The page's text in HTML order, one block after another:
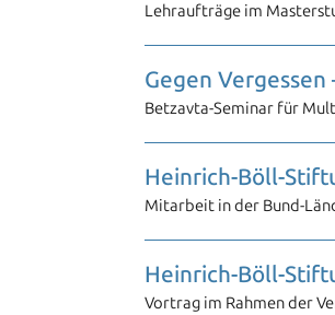
Lehraufträge im
Gegen
Betzavta-Seminar für
Heinrich-Böll-
Mitarbeit in der Bund-
Heinrich-Böll-
Vortrag im Rahmen der